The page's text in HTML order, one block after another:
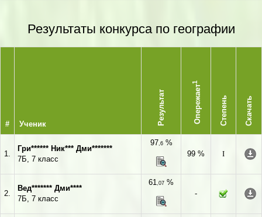
Результаты конкурса по географии
# Ученик Результат Опережает
1
Степень Скачать
1.
Гри****** Ник*** Дми*******
7Б, 7 класс
97,6%
99 %
I
2.
Вед******* Дми****
7Б, 7 класс
61,07 %
-